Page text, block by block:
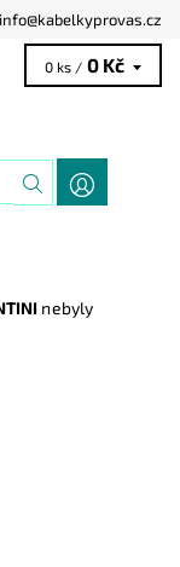
info@kabelkyprovas.cz
0 ks / 0 Kč
nebyly